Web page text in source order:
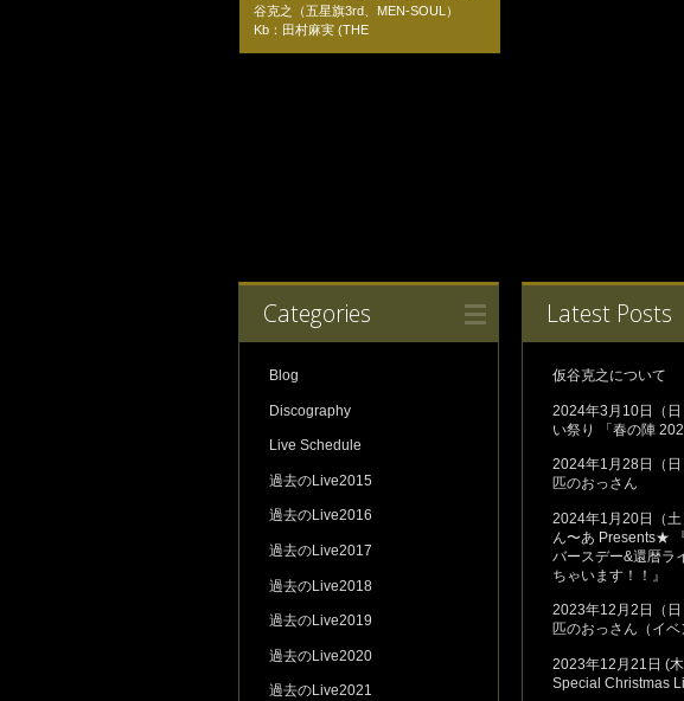
谷克之（五星旗3rd、MEN-SOUL）
Kb：田村麻実 (THE
Categories
Blog
Discography
Live Schedule
過去のLive2015
過去のLive2016
過去のLive2017
過去のLive2018
過去のLive2019
過去のLive2020
過去のLive2021
Latest Posts
仮谷克之について
2024年3月10日（日
い祭り 「春の陣
2024年1月28日（
匹のおっさん
2024年1月20日（
ん〜あ Presents★
バースデー&還暦ラ
ちゃいます！！』
2023年12月2日（
匹のおっさん（イベ
2023年12月21日 (
Special Christmas